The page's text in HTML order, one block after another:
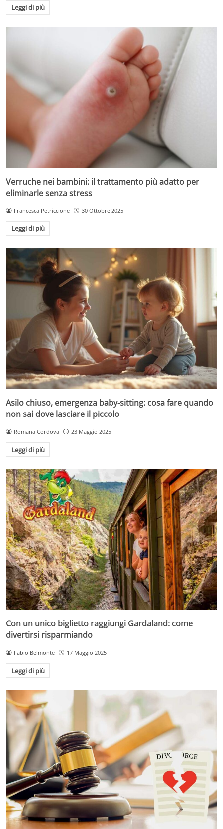
Leggi di più
Verruche nei bambini: il trattamento più adatto per
eliminarle senza stress
Francesca Petriccione 30 Ottobre 2025
Leggi di più
Asilo chiuso, emergenza baby-sitting: cosa fare quando
non sai dove lasciare il piccolo
Romana Cordova 23 Maggio 2025
Leggi di più
Con un unico biglietto raggiungi Gardaland: come
divertirsi risparmiando
Fabio Belmonte 17 Maggio 2025
Leggi di più